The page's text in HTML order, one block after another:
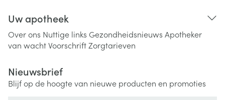
Uw apotheek
Over ons Nuttige links Gezondheidsnieuws Apotheker
van wachtVoorschriftZorgtarieven
Nieuwsbrief
Blijf op de hoogte van nieuwe producten en promoties